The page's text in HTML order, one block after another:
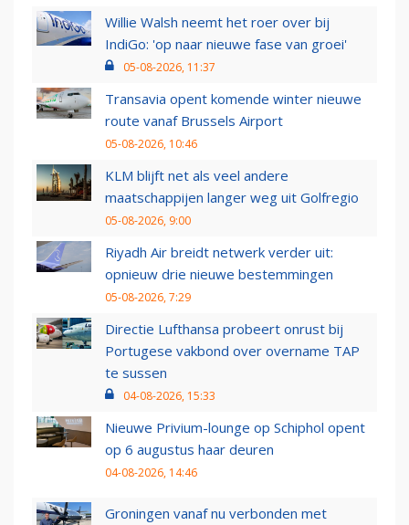
Willie Walsh neemt het roer over bij
IndiGo: 'op naar nieuwe fase van groei'
05-08-2026, 11:37
Transavia opent komende winter nieuwe
route vanaf Brussels Airport
05-08-2026, 10:46
KLM blijft net als veel andere
maatschappijen langer weg uit Golfregio
05-08-2026, 9:00
Riyadh Air breidt netwerk verder uit:
opnieuw drie nieuwe bestemmingen
05-08-2026, 7:29
Directie Lufthansa probeert onrust bij
Portugese vakbond over overname TAP
te sussen
04-08-2026, 15:33
Nieuwe Privium-lounge op Schiphol opent
op 6 augustus haar deuren
04-08-2026, 14:46
Groningen vanaf nu verbonden met